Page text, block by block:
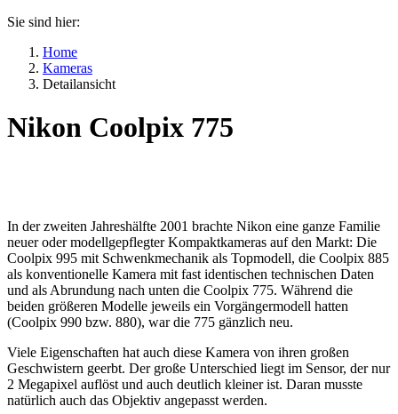
Sie sind hier:
Home
Kameras
Detailansicht
Nikon Coolpix 775
In der zweiten Jahreshälfte 2001 brachte Nikon eine ganze Familie
neuer oder modellgepflegter Kompaktkameras auf den Markt: Die
Coolpix 995 mit Schwenkmechanik als Topmodell, die Coolpix 885
als konventionelle Kamera mit fast identischen technischen Daten
und als Abrundung nach unten die Coolpix 775. Während die
beiden größeren Modelle jeweils ein Vorgängermodell hatten
(Coolpix 990 bzw. 880), war die 775 gänzlich neu.
Viele Eigenschaften hat auch diese Kamera von ihren großen
Geschwistern geerbt. Der große Unterschied liegt im Sensor, der nur
2 Megapixel auflöst und auch deutlich kleiner ist. Daran musste
natürlich auch das Objektiv angepasst werden.